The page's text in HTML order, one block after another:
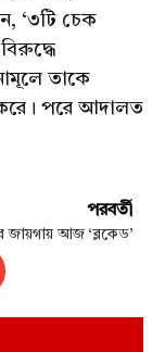
‘৩টি চেক
তাকে
পরে আদালত
পরবর্তী
জায়গায় আজ ‘ব্লকেড’